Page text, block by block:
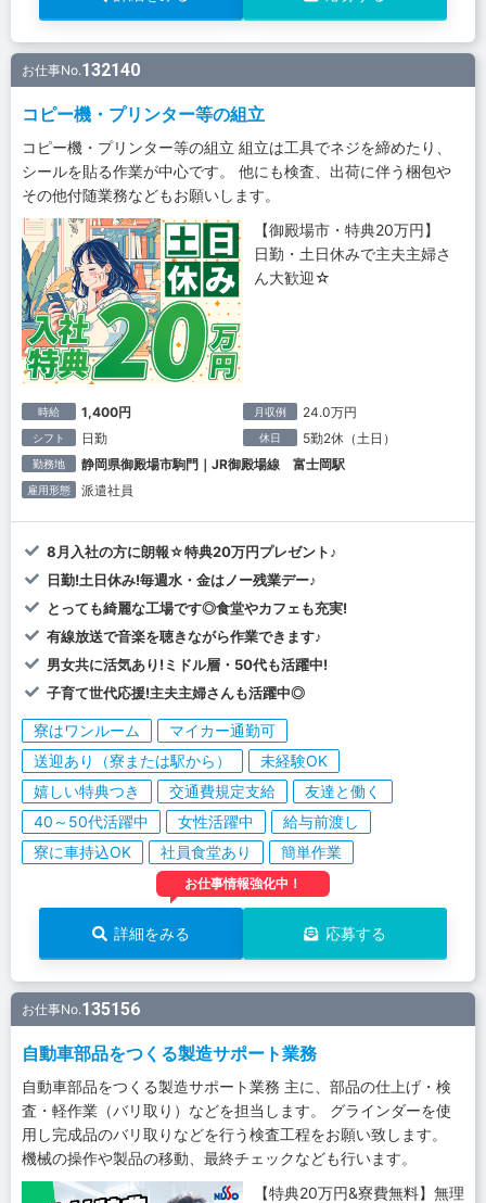
お仕事No.132140
コピー機・プリンター等の組立
コピー機・プリンター等の組立 組立は工具でネジを締めたり、
シールを貼る作業が中心です。 他にも検査、出荷に伴う梱包や
その他付随業務などもお願いします。
【御殿場市・特典20万円】
日勤・土日休みで主夫主婦さ
ん大歓迎☆
時給 1,400円 月収例 24.0万円
シフト 日勤 休日 5勤2休（土日）
勤務地 静岡県御殿場市駒門｜JR御殿場線 富士岡駅
雇用形態 派遣社員
8月入社の方に朗報☆特典20万円プレゼント♪
日勤!土日休み!毎週水・金はノー残業デー♪
とっても綺麗な工場です◎食堂やカフェも充実!
有線放送で音楽を聴きながら作業できます♪
男女共に活気あり!ミドル層・50代も活躍中!
子育て世代応援!主夫主婦さんも活躍中◎
寮はワンルーム
マイカー通勤可
送迎あり（寮または駅から）
未経験OK
嬉しい特典つき
交通費規定支給
友達と働く
40～50代活躍中
女性活躍中
給与前渡し
寮に車持込OK
社員食堂あり 簡単作業
お仕事情報強化中！
詳細をみる 応募する
お仕事No.135156
自動車部品をつくる製造サポート業務
自動車部品をつくる製造サポート業務 主に、部品の仕上げ・検
査・軽作業（バリ取り）などを担当します。 グラインダーを使
用し完成品のバリ取りなどを行う検査工程をお願い致します。
機械の操作や製品の移動、最終チェックなども行います。
【特典20万円&寮費無料】無理